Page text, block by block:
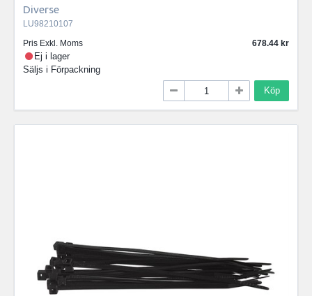
Diverse
LU98210107
Pris Exkl. Moms
678.44
Ej i lager
Säljs i Förpackning
Köp